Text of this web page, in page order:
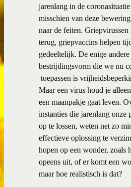
jarenlang in de
misschien van deze
naar de feiten.
terug, griepvaccins helpen
gedeeltelijk. De enige andere
bestrijdingsvorm die we nu
toepassen is
Maar een virus houd je
een maanpakje gaat leven.
instanties die jarenlang onze
op te lossen, weten net zo
effectieve oplossing te
hopen op een wonder, zoals
opeens uit, of er komt een
maar hoe realistisch is dat?